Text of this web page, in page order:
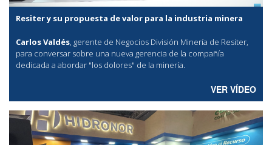
Resiter y su propuesta de valor para la industria minera
Carlos Valdés, gerente de Negocios División Minería de Resiter,
para conversar sobre una nueva gerencia de la compañía
dedicada a abordar "los dolores" de la minería.
VER VÍDEO